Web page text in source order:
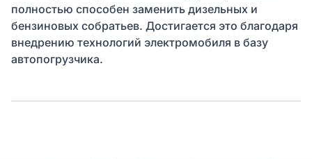
полностью способен заменить дизельных и
бензиновых собратьев. Достигается это благодаря
внедрению технологий электромобиля в базу
автопогрузчика.